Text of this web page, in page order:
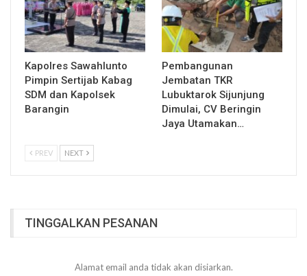
Kapolres Sawahlunto
Pimpin Sertijab Kabag
SDM dan Kapolsek
Barangin
Pembangunan
Jembatan TKR
Lubuktarok Sijunjung
Dimulai, CV Beringin
Jaya Utamakan…
PREV NEXT
TINGGALKAN PESANAN
Alamat email anda tidak akan disiarkan.